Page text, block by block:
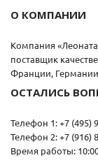
О КОМПАНИИ
Компания
поставщик
Франции,
ОСТАЛИСЬ
Телефон 1: +7 (495)
Телефон 2: +7 (916)
Время работы: